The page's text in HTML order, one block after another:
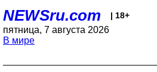
NEWSru.com | 18+
пятница, 7 августа 2026
В мире